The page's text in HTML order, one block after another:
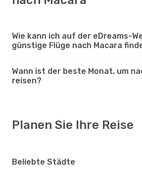
Wie kann ich auf der eDreams-
günstige Flüge nach Macara
Wann ist der beste Monat, um
reisen?
Planen Sie Ihre Reise
Beliebte Städte